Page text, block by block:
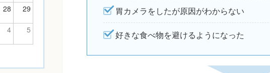
胃カメラをしたが原因がわからない
好きな食べ物を避けるようになった
28 29
4 5